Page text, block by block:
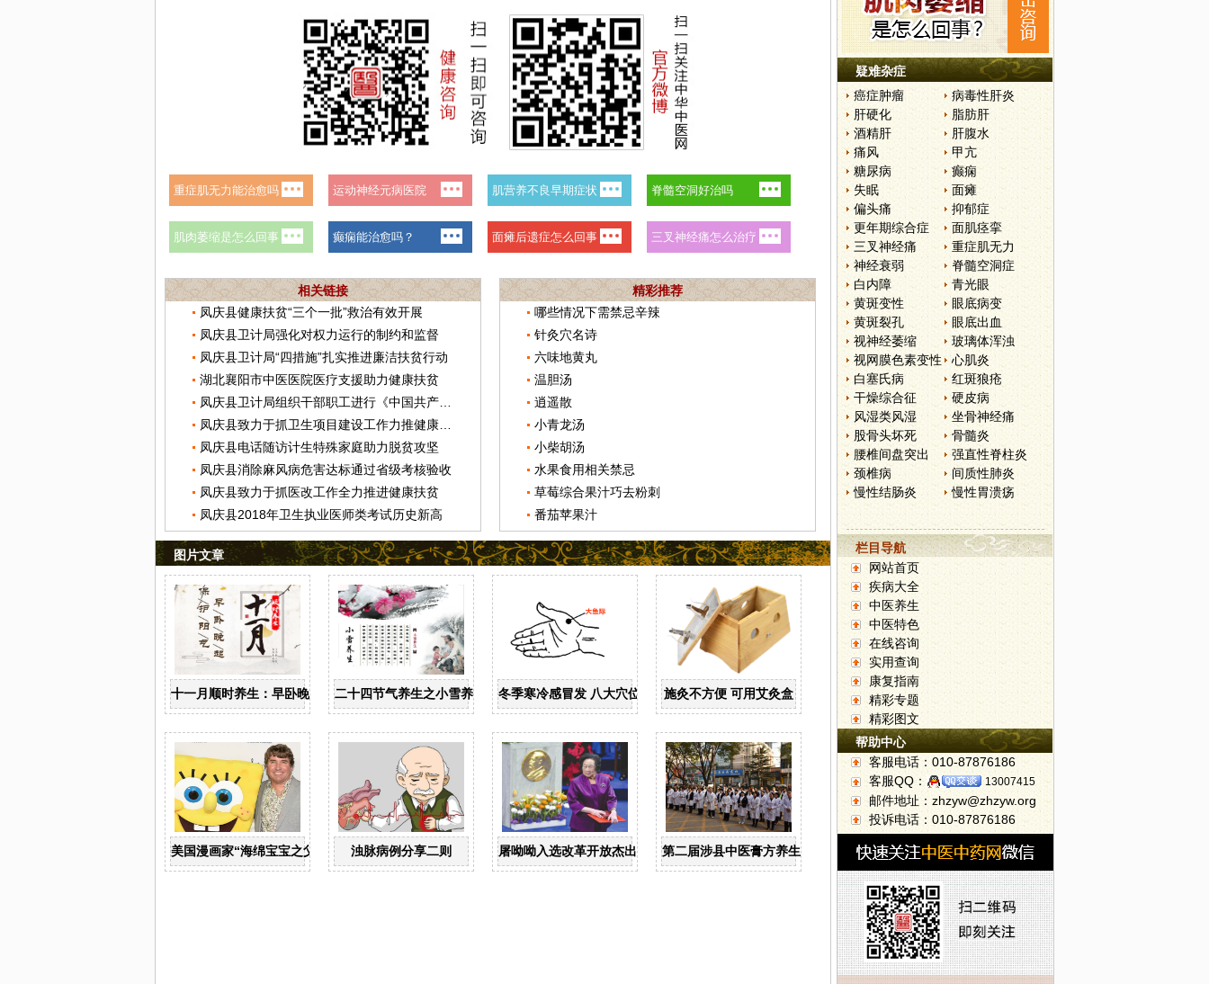
相关链接
凤庆县健康扶贫“三个一批”救治有效开展
凤庆县卫计局强化对权力运行的制约和监督
凤庆县卫计局“四措施”扎实推进廉洁扶贫行动
湖北襄阳市中医医院医疗支援助力健康扶贫
凤庆县电话随访计生特殊家庭助力脱贫攻坚
凤庆县消除麻风病危害达标通过省级考核验收
凤庆县致力于抓医改工作全力推进健康扶贫
凤庆县2018年卫生执业医师类考试历史新高
精彩推荐
哪些情况下需禁忌辛辣
针灸穴名诗
六味地黄丸
温胆汤
逍遥散
小青龙汤
小柴胡汤
水果食用相关禁忌
草莓综合果汁巧去粉刺
番茄苹果汁
图片文章
十一月顺时养生：早卧晚起，保护阳气二十四节气养生之小雪养生 冬季寒冷感冒发 八大穴位预防它施灸不方便 可用艾灸盒
美国漫画家“海绵宝宝之父”海伦伯格患“渐冻人症”去世 享年57岁
浊脉病例分享二则 屠呦呦入选改革开放杰出贡献拟表彰对象第二届涉县中医膏方养生节盛大开幕
疑难杂症
癌症肿瘤
病毒性肝炎
肝硬化
脂肪肝
酒精肝
肝腹水
痛风
甲亢
糖尿病
癫痫
失眠
面瘫
偏头痛
抑郁症
更年期综合症
面肌痉挛
三叉神经痛
重症肌无力
神经衰弱
脊髓空洞症
白内障
青光眼
黄斑变性
眼底病变
黄斑裂孔
眼底出血
视神经萎缩
玻璃体浑浊
视网膜色素变性
心肌炎
白塞氏病
红斑狼疮
干燥综合征
硬皮病
风湿类风湿
坐骨神经痛
股骨头坏死
骨髓炎
腰椎间盘突出
强直性脊柱炎
颈椎病
间质性肺炎
慢性结肠炎
慢性胃溃疡
栏目导航
网站首页
疾病大全
中医养生
中医特色
在线咨询
实用查询
康复指南
精彩专题
精彩图文
帮助中心
客服电话：010-87876186
客服QQ：
13007415
邮件地址：zhzyw@zhzyw.org
投诉电话：010-87876186